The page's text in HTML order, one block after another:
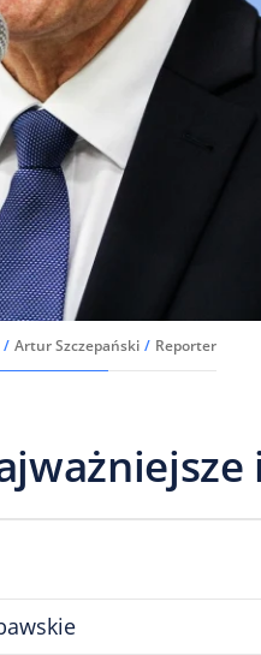
/ Artur Szczepański / Reporter